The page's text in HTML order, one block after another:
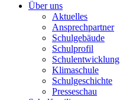
Über uns
Aktuelles
Ansprechpartner
Schulgebäude
Schulprofil
Schulentwicklung
Klimaschule
Schulgeschichte
Presseschau